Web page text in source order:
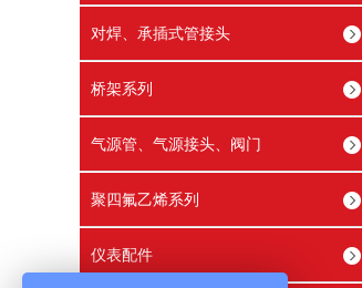
对焊、承插式管接头
桥架系列
气源管、气源接头、阀门
聚四氟乙烯系列
仪表配件